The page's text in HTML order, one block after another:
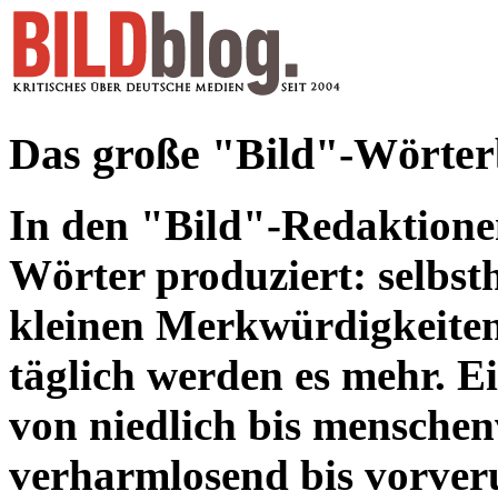
Das große "Bild"-
In den "Bild"-
Wörter produziert:
kleinen
täglich werden es mehr.
von niedlich bis
verharmlosend bis